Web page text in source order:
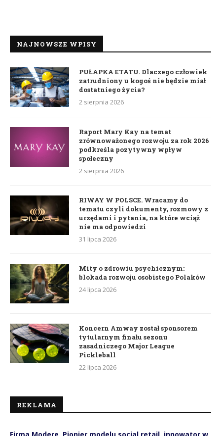
NAJNOWSZE WPISY
PUŁAPKA ETATU. Dlaczego człowiek
zatrudniony u kogoś nie będzie miał
dostatniego życia?
2 sierpnia 2026
Raport Mary Kay na temat
zrównoważonego rozwoju za rok 2026
podkreśla pozytywny wpływ
społeczny
2 sierpnia 2026
RIWAY W POLSCE. Wracamy do
tematu czyli dokumenty, rozmowy z
urzędami i pytania, na które wciąż
nie ma odpowiedzi
31 lipca 2026
Mity o zdrowiu psychicznym:
blokada rozwoju osobistego Polaków
24 lipca 2026
Koncern Amway został sponsorem
tytularnym finału sezonu
zasadniczego Major League
Pickleball
22 lipca 2026
REKLAMA
Firma Modere. Pionier modelu social retail, innowator w